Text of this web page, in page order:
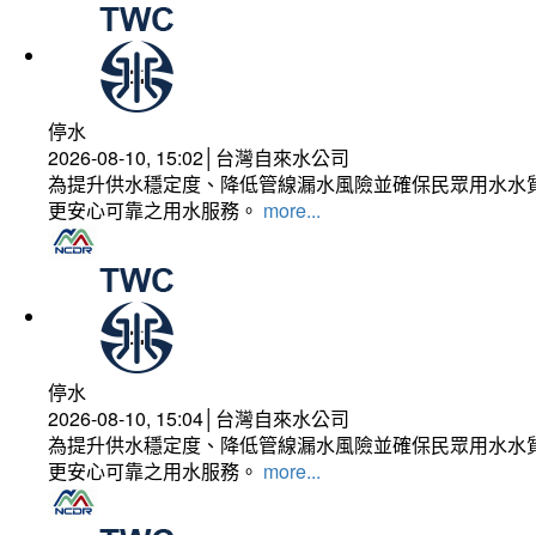
停水
2026-08-10, 15:02│台灣自來水公司
為提升供水穩定度、降低管線漏水風險並確保民眾用水
更安心可靠之用水服務。 more...
停水
2026-08-10, 15:04│台灣自來水公司
為提升供水穩定度、降低管線漏水風險並確保民眾用水
更安心可靠之用水服務。 more...